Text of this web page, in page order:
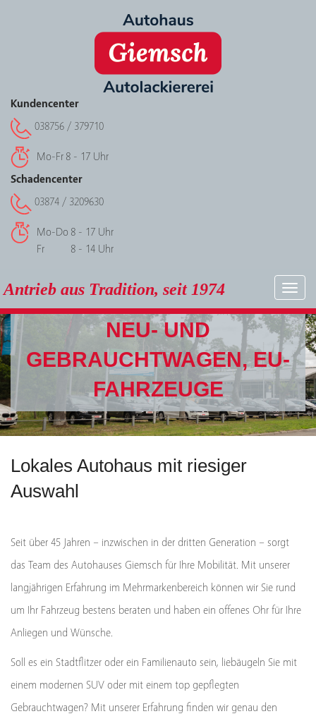
Kundencenter
038756 / 379710
Mo-Fr 8 - 17 Uhr
Schadencenter
03874 / 3209630
Mo-Do 8 - 17 Uhr
Fr
8 - 14 Uhr
Antrieb aus Tradition, seit 1974
NEU- UND
GEBRAUCHTWAGEN, EU-
FAHRZEUGE
Lokales Autohaus mit riesiger
Auswahl
Seit über 45 Jahren – inzwischen in der dritten Generation – sorgt
das Team des Autohauses Giemsch für Ihre Mobilität. Mit unserer
langjährigen Erfahrung im Mehrmarkenbereich können wir Sie rund
um Ihr Fahrzeug bestens beraten und haben ein offenes Ohr für Ihre
Anliegen und Wünsche.
Soll es ein Stadtflitzer oder ein Familienauto sein, liebäugeln Sie mit
einem modernen SUV oder mit einem top gepflegten
Gebrauchtwagen? Mit unserer Erfahrung finden wir genau den